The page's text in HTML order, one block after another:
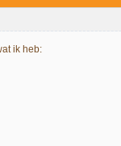
ik heb: